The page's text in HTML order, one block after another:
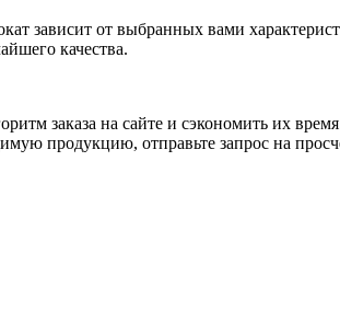
зависит от выбранных вами
качества.
заказа на сайте и сэкономить их
продукцию, отправьте запрос на